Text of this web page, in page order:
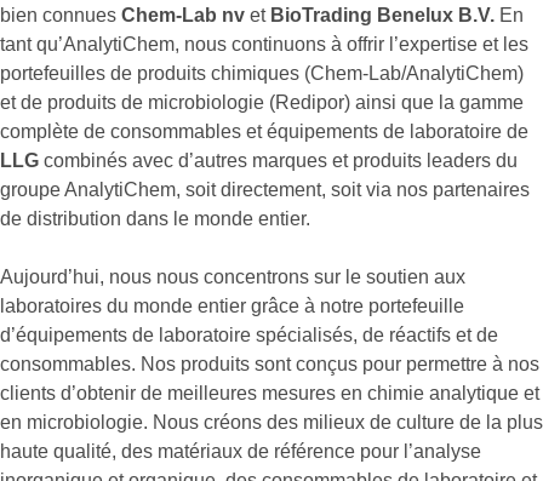
bien connues Chem-Lab nv et BioTrading Benelux B.V. En
tant qu’AnalytiChem, nous continuons à offrir l’expertise et les
portefeuilles de produits chimiques (Chem-Lab/AnalytiChem)
et de produits de microbiologie (Redipor) ainsi que la gamme
complète de consommables et équipements de laboratoire de
LLG combinés avec d’autres marques et produits leaders du
groupe AnalytiChem, soit directement, soit via nos partenaires
de distribution dans le monde entier.
Aujourd’hui, nous nous concentrons sur le soutien aux
laboratoires du monde entier grâce à notre portefeuille
d’équipements de laboratoire spécialisés, de réactifs et de
consommables. Nos produits sont conçus pour permettre à nos
clients d’obtenir de meilleures mesures en chimie analytique et
en microbiologie. Nous créons des milieux de culture de la plus
haute qualité, des matériaux de référence pour l’analyse